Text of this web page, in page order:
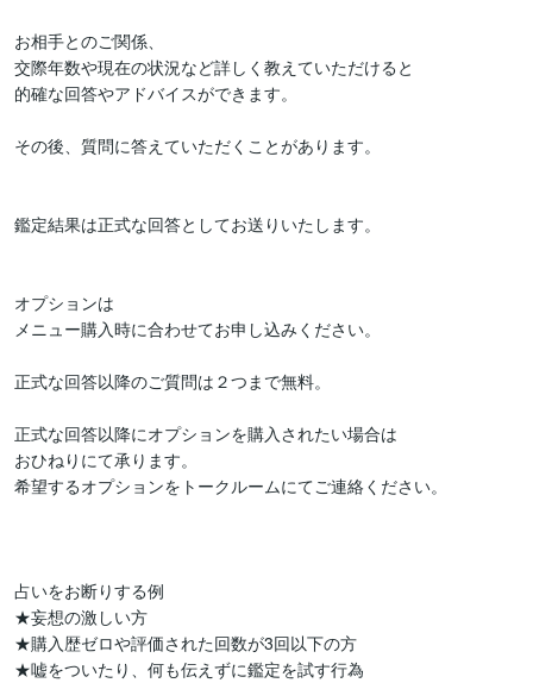
お相手とのご関係、
交際年数や現在の状況など詳しく教えていただけると
的確な回答やアドバイスができます。
その後、質問に答えていただくことがあります。
鑑定結果は正式な回答としてお送りいたします。
オプションは
メニュー購入時に合わせてお申し込みください。
正式な回答以降のご質問は２つまで無料。
正式な回答以降にオプションを購入されたい場合は
おひねりにて承ります。
希望するオプションをトークルームにてご連絡ください。
占いをお断りする例
★妄想の激しい方
★購入歴ゼロや評価された回数が3回以下の方
★嘘をついたり、何も伝えずに鑑定を試す行為